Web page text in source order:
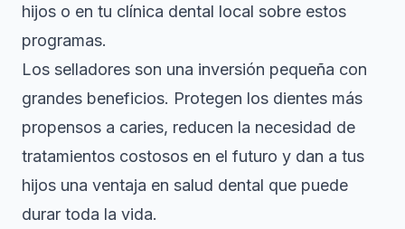
hijos o en tu clínica dental local sobre estos
programas.
Los selladores son una inversión pequeña con
grandes beneficios. Protegen los dientes más
propensos a caries, reducen la necesidad de
tratamientos costosos en el futuro y dan a tus
hijos una ventaja en salud dental que puede
durar toda la vida.